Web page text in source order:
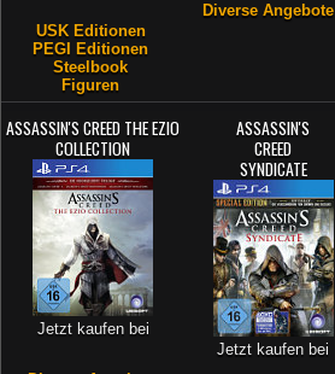
USK Editionen
PEGI Editionen
Steelbook
Figuren
Diverse Angebote
ASSASSIN'S CREED THE EZIO
COLLECTION
Jetzt kaufen bei
ASSASSIN'S
CREED
SYNDICATE
Jetzt kaufen bei